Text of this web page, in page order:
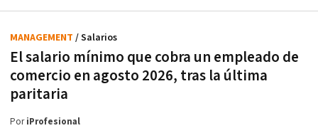
El salario mínimo que cobra un empleado de
comercio en agosto 2026, tras la última
paritaria
MANAGEMENT / Salarios
PoriProfesional